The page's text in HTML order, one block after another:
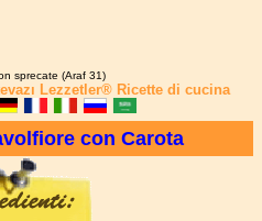
sprecate (Araf 31)
Lezzetler® Ricette di cucina
con Carota